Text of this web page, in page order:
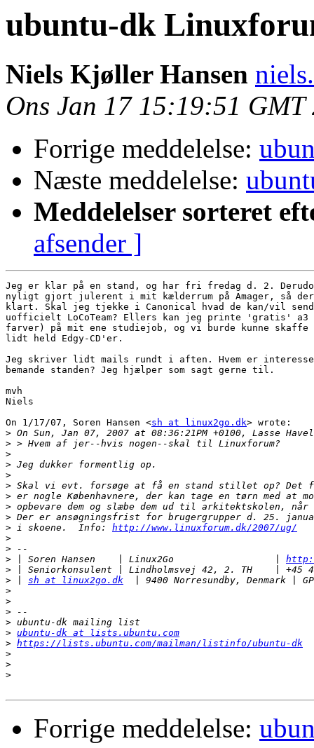
ubuntu-dk
Niels Kjøller Hansen
Ons Jan 17 15:19:51 GMT
Forrige meddelelse:
Næste meddelelse:
Meddelelser sorteret
afsender ]
Jeg er klar på en stand, og har fri fredag d. 2.
nyligt gjort julerent i mit kælderrum på Amager, så der
klart. Skal jeg tjekke i Canonical hvad de kan/vil
uofficielt LoCoTeam? Ellers kan jeg printe 'gratis' a3
farver) på mit ene studiejob, og vi burde kunne skaffe
lidt held Edgy-CD'er.
Jeg skriver lidt mails rundt i aften. Hvem er
bemande standen? Jeg hjælper som sagt gerne til.
mvh
Niels
On 1/17/07, Soren Hansen <sh at linux2go.dk> wrote:
>
>
>
>
>
>
>
>
>
> i skoene.  Info: http://www.linuxforum.dk/2007/ug/
>
>
> | Soren Hansen    | Linux2Go                  |
>
>
sh at linux2go.dk
>
>
>
>
> ubuntu-dk at lists.ubuntu.com
> https://lists.ubuntu.com/mailman/listinfo/ubuntu-dk
>
>
>
Forrige meddelelse: